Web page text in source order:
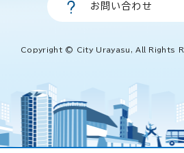
お問い合わせ
Copyright © City Urayasu, All Rights